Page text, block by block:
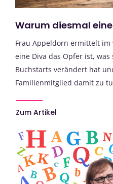
Warum diesmal
Frau Appeldorn ermittelt im
eine Diva das Opfer ist,
Buchstarts verändert hat
Familienmitglied damit zu
Zum Artikel